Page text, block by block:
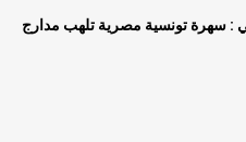
: سهرة تونسية مصرية تلهب مدارج